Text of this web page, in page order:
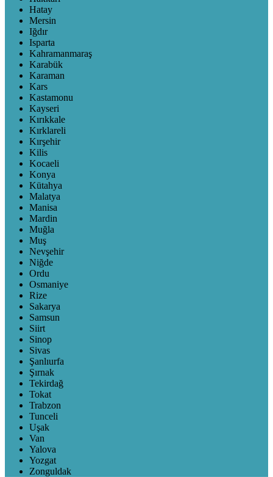
Hatay
Mersin
Iğdır
Isparta
Kahramanmaraş
Karabük
Karaman
Kars
Kastamonu
Kayseri
Kırıkkale
Kırklareli
Kırşehir
Kilis
Kocaeli
Konya
Kütahya
Malatya
Manisa
Mardin
Muğla
Muş
Nevşehir
Niğde
Ordu
Osmaniye
Rize
Sakarya
Samsun
Siirt
Sinop
Sivas
Şanlıurfa
Şırnak
Tekirdağ
Tokat
Trabzon
Tunceli
Uşak
Van
Yalova
Yozgat
Zonguldak